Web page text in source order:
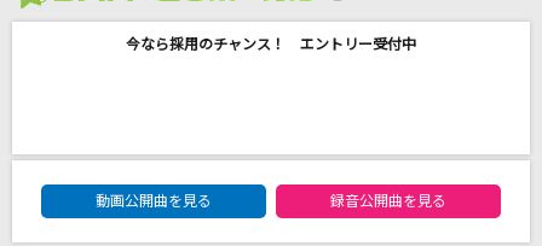
Little Glee Monster
[生音]チェリー
今なら採用のチャンス！ エントリー受付中
DAM★ともボーカルエントリーランキング
動画公開曲を見る
録音公開曲を見る